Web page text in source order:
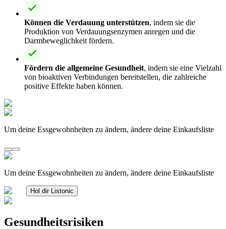
Können die Verdauung unterstützen, indem sie die
Produktion von Verdauungsenzymen anregen und die
Darmbeweglichkeit fördern.
Fördern die allgemeine Gesundheit, indem sie eine Vielzahl
von bioaktiven Verbindungen bereitstellen, die zahlreiche
positive Effekte haben können.
Um deine Essgewohnheiten zu ändern, ändere deine Einkaufsliste
Um deine Essgewohnheiten zu ändern, ändere deine Einkaufsliste
Hol dir Listonic
Gesundheitsrisiken